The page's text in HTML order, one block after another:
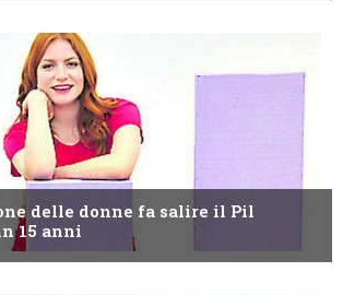
delle donne fa salire il Pil
15 anni